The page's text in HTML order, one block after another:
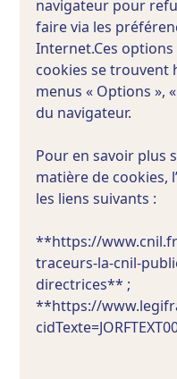
navigateur pour
faire via les
Internet.Ces
cookies se trouvent
menus « Options »,
du navigateur.
Pour en savoir plus
matière de cookies,
les liens suivants :
**https://
traceurs-la-cnil-
directrices** ;
**https://